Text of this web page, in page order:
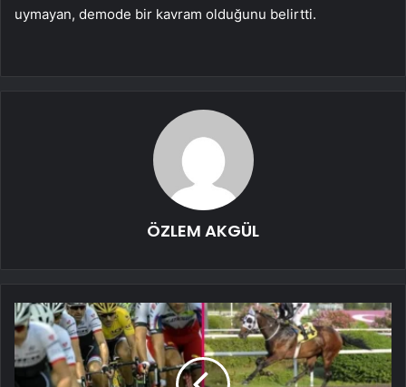
uymayan, demode bir kavram olduğunu belirtti.
ÖZLEM AKGÜL